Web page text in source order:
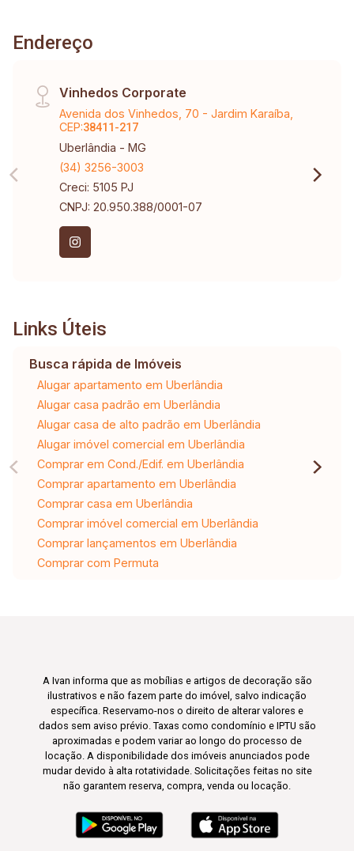
Endereço
Vinhedos Corporate
Avenida dos Vinhedos, 70 - Jardim Karaíba,
CEP:38411-217
Uberlândia - MG
(34) 3256-3003
Creci: 5105 PJ
CNPJ: 20.950.388/0001-07
Links Úteis
Busca rápida de Imóveis
Alugar apartamento em Uberlândia
Alugar casa padrão em Uberlândia
Alugar casa de alto padrão em Uberlândia
Alugar imóvel comercial em Uberlândia
Comprar em Cond./Edif. em Uberlândia
Comprar apartamento em Uberlândia
Comprar casa em Uberlândia
Comprar imóvel comercial em Uberlândia
Comprar lançamentos em Uberlândia
Comprar com Permuta
A Ivan informa que as mobílias e artigos de decoração são
ilustrativos e não fazem parte do imóvel, salvo indicação
específica. Reservamo-nos o direito de alterar valores e
dados sem aviso prévio. Taxas como condomínio e IPTU são
aproximadas e podem variar ao longo do processo de
locação. A disponibilidade dos imóveis anunciados pode
mudar devido à alta rotatividade. Solicitações feitas no site
não garantem reserva, compra, venda ou locação.